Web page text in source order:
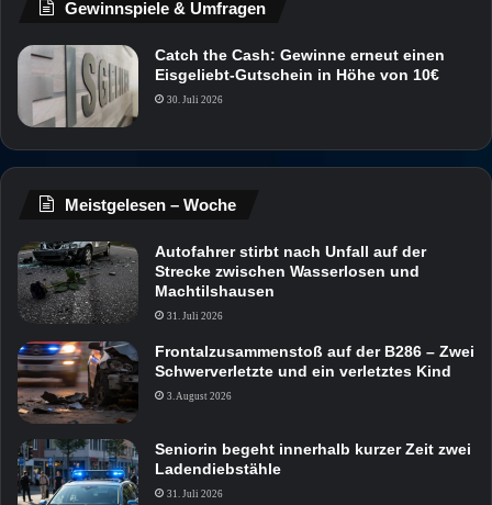
Gewinnspiele & Umfragen
Catch the Cash: Gewinne erneut einen
Eisgeliebt-Gutschein in Höhe von 10€
30. Juli 2026
Meistgelesen – Woche
Autofahrer stirbt nach Unfall auf der
Strecke zwischen Wasserlosen und
Machtilshausen
31. Juli 2026
Frontalzusammenstoß auf der B286 – Zwei
Schwerverletzte und ein verletztes Kind
3. August 2026
Seniorin begeht innerhalb kurzer Zeit zwei
Ladendiebstähle
31. Juli 2026